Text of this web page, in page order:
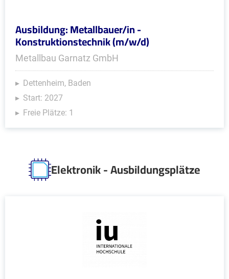
Ausbildung: Metallbauer/in -
Konstruktionstechnik (m/w/d)
Metallbau Garnatz GmbH
Dettenheim, Baden
Start: 2027
Freie Plätze: 1
Elektronik - Ausbildungsplätze